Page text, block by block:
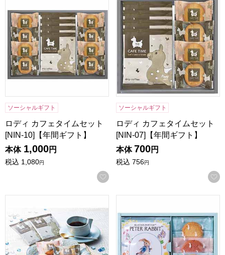
ソーシャルギフト
ロディ カフェタイムセット
[NIN-10]【年間ギフト】
本体 1,000円
税込 1,080円
お気に入りに登録する
ソーシャルギフト
ロディ カフェタイムセット
[NIN-07]【年間ギフト】
本体 700円
税込 756円